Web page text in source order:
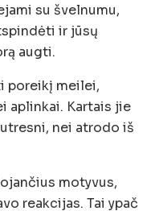
su švelnumu,
ir jūsų
augti.
poreikį meilei,
aplinkai. Kartais jie
nei atrodo iš
motyvus,
reakcijas. Tai ypač